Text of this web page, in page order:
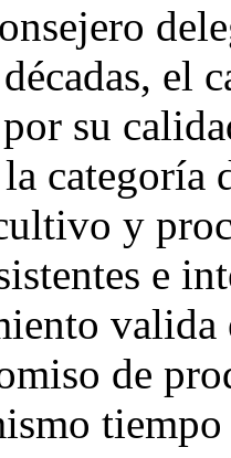
el
su
categoría
y
e
de